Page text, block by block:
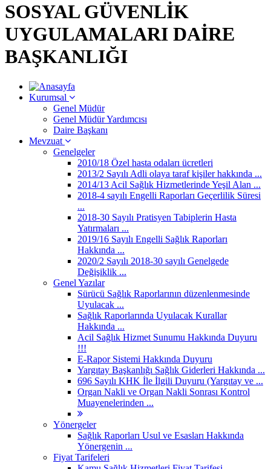
SOSYAL GÜVENLİK
UYGULAMALARI DAİRE
BAŞKANLIĞI
Kurumsal
Genel Müdür
Genel Müdür Yardımcısı
Daire Başkanı
Mevzuat
Genelgeler
2010/18 Özel hasta odaları ücretleri
2013/2 Sayılı Adli olaya taraf kişiler hakkında ...
2014/13 Acil Sağlık Hizmetlerinde Yeşil Alan ...
2018-4 sayılı Engelli Raporları Geçerlilik Süresi
...
2018-30 Sayılı Pratisyen Tabiplerin Hasta
Yatırmaları ...
2019/16 Sayılı Engelli Sağlık Raporları
Hakkında ...
2020/2 Sayılı 2018-30 sayılı Genelgede
Değişiklik ...
Genel Yazılar
Sürücü Sağlık Raporlarının düzenlenmesinde
Uyulacak ...
Sağlık Raporlarında Uyulacak Kurallar
Hakkında ...
Acil Sağlık Hizmet Sunumu Hakkında Duyuru
!!!
E-Rapor Sistemi Hakkında Duyuru
Yargıtay Başkanlığı Sağlık Giderleri Hakkında ...
696 Sayılı KHK İle İlgili Duyuru (Yargıtay ve ...
Organ Nakli ve Organ Nakli Sonrası Kontrol
Muayenelerinden ...
Yönergeler
Sağlık Raporları Usul ve Esasları Hakkında
Yönergenin ...
Fiyat Tarifeleri